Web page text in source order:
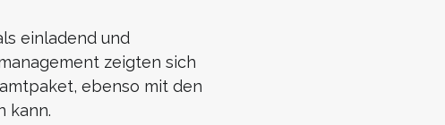
einladend und
zeigten sich
ebenso mit den
kann.